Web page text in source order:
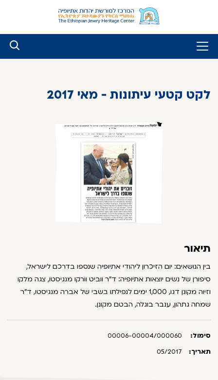
לקט קטעי עיתונות - מאי 2017
תיאור
בין הנושאים: יום הזיכרון ליהודי אתיופיה שנספו בדרכם לישראל,
סיפורן של נשים יוצאות אתיופיה: ד"ר ווביט וורקו מנגיסטו, צגה מלקו
וזיוה מקונן דגו, 1,000 ימים לנפילתו בשבי של אברה מנגיסטו, ד"ר
שמחה גתהון, ענבר בוגלה, הבטם מקונן.
סימול:
תאריך: